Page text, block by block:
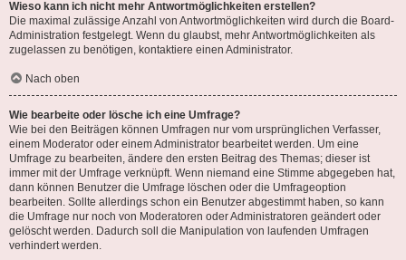
Wieso kann ich nicht mehr Antwortmöglichkeiten erstellen?
Die maximal zulässige Anzahl von Antwortmöglichkeiten wird durch die Board-
Administration festgelegt. Wenn du glaubst, mehr Antwortmöglichkeiten als
zugelassen zu benötigen, kontaktiere einen Administrator.
Nach oben
Wie bearbeite oder lösche ich eine Umfrage?
Wie bei den Beiträgen können Umfragen nur vom ursprünglichen Verfasser,
einem Moderator oder einem Administrator bearbeitet werden. Um eine
Umfrage zu bearbeiten, ändere den ersten Beitrag des Themas; dieser ist
immer mit der Umfrage verknüpft. Wenn niemand eine Stimme abgegeben hat,
dann können Benutzer die Umfrage löschen oder die Umfrageoption
bearbeiten. Sollte allerdings schon ein Benutzer abgestimmt haben, so kann
die Umfrage nur noch von Moderatoren oder Administratoren geändert oder
gelöscht werden. Dadurch soll die Manipulation von laufenden Umfragen
verhindert werden.